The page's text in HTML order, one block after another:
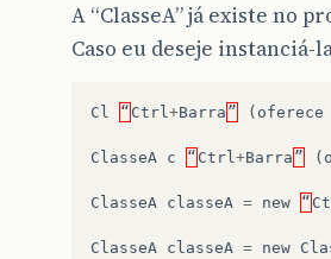
A “ClasseA” já existe no
Caso eu deseje instanciá-
Cl “ Ctrl+Barra ” ( oferece
ClasseA c “ Ctrl+Barra ” (
ClasseA classeA = new “
ClasseA classeA = new